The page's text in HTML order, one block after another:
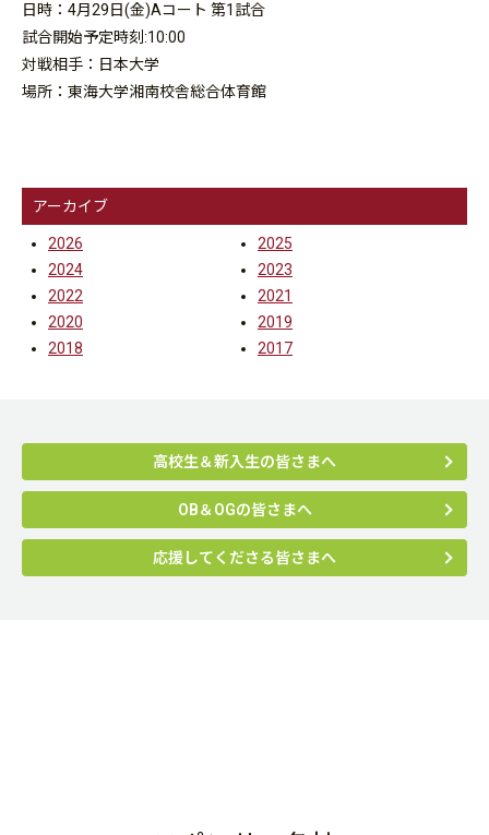
日時：4月29日(金)Aコート 第1試合
試合開始予定時刻:10:00
対戦相手：日本大学
場所：東海大学湘南校舎総合体育館
アーカイブ
2026
2025
2024
2023
2022
2021
2020
2019
2018
2017
高校生＆新入生の皆さまへ
OB＆OGの皆さまへ
応援してくださる皆さまへ